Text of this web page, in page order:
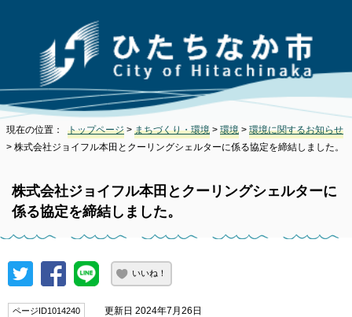
現在の位置： トップページ > まちづくり・環境 > 環境 > 環境に関するお知らせ
> 株式会社ジョイフル本田とクーリングシェルターに係る協定を締結しました。
株式会社ジョイフル本田とクーリングシェルターに
係る協定を締結しました。
いいね！
ページID1014240 更新日 2024年7月26日